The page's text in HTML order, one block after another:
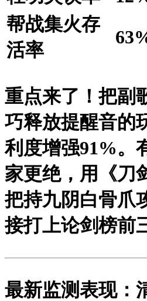
帮战集火存
活率
重点来了！把副
巧释放提醒音的
利度增强91%。
家更绝，用《刀
把持九阴白骨爪
接打上论剑榜前
最新监测表现：